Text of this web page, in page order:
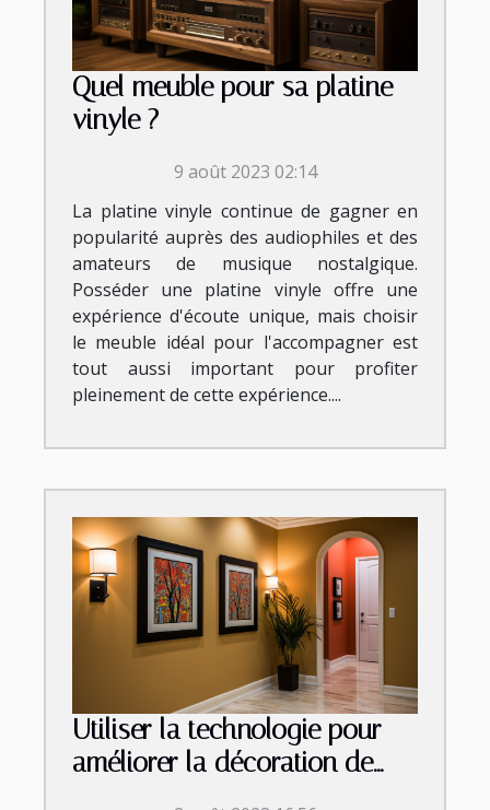
Quel meuble pour sa platine
vinyle ?
9 août 2023 02:14
La platine vinyle continue de gagner en
popularité auprès des audiophiles et des
amateurs de musique nostalgique.
Posséder une platine vinyle offre une
expérience d'écoute unique, mais choisir
le meuble idéal pour l'accompagner est
tout aussi important pour profiter
pleinement de cette expérience....
Utiliser la technologie pour
améliorer la décoration de